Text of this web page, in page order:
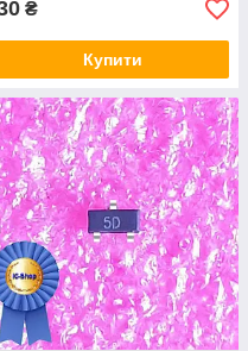
₴
Купити